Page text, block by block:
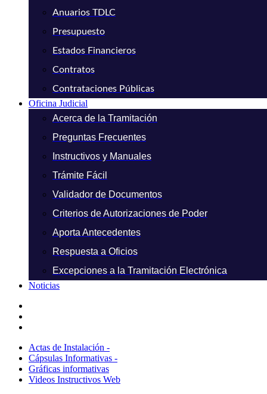
Anuarios TDLC
Presupuesto
Estados Financieros
Contratos
Contrataciones Públicas
Oficina Judicial
Acerca de la Tramitación
Preguntas Frecuentes
Instructivos y Manuales
Trámite Fácil
Validador de Documentos
Criterios de Autorizaciones de Poder
Aporta Antecedentes
Respuesta a Oficios
Excepciones a la Tramitación Electrónica
Noticias
Actas de Instalación -
Cápsulas Informativas -
Gráficas informativas
Videos Instructivos Web